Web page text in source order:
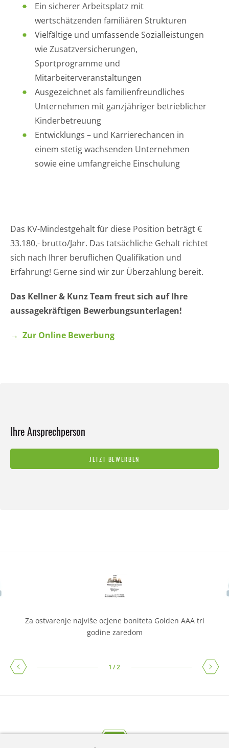
Ein sicherer Arbeitsplatz mit
wertschätzenden familiären Strukturen
Vielfältige und umfassende Sozialleistungen
wie Zusatzversicherungen,
Sportprogramme und
Mitarbeiterveranstaltungen
Ausgezeichnet als familienfreundliches
Unternehmen mit ganzjähriger betrieblicher
Kinderbetreuung
Entwicklungs – und Karrierechancen in
einem stetig wachsenden Unternehmen
sowie eine umfangreiche Einschulung
Ihre Ansprechperson
JETZT BEWERBEN
Das KV-Mindestgehalt für diese Position beträgt €
33.180,- brutto/Jahr. Das tatsächliche Gehalt richtet
sich nach Ihrer beruflichen Qualifikation und
Erfahrung! Gerne sind wir zur Überzahlung bereit.
Das Kellner & Kunz Team freut sich auf Ihre
aussagekräftigen Bewerbungsunterlagen!
→ Zur Online Bewerbung
Za ostvarenje najviše ocjene boniteta Golden AAA tri
godine zaredom
1 /2